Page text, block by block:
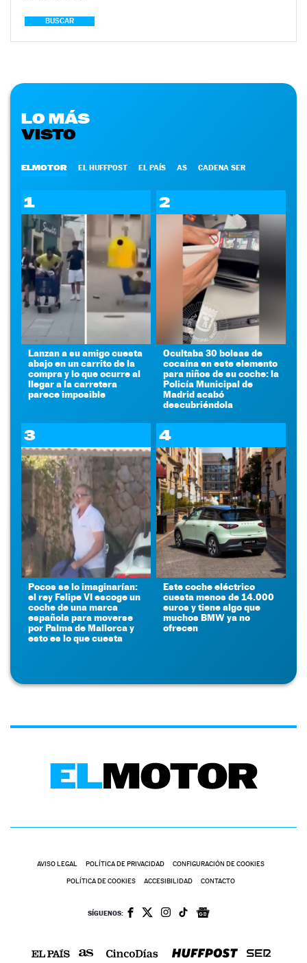
BUSCAR
LO MÁS
VISTO
ELMOTOR EL HUFFPOST EL PAÍS AS CADENA SER
1
Lanzan a su amigo cuesta
abajo en un carrito de la
compra y lo que ocurre al
llegar a la carretera
parece imposible
2
Ocultaba 30 bolsas de
cocaína en este elemento
para niños de su coche: la
Policía Municipal de
Madrid acabó
descubriéndola
3
Pocos se lo imaginarían:
el rey Felipe VI escoge un
coche de una marca
española para moverse
por Palma de Mallorca y
esto es lo que cuesta
4
Este coche eléctrico
cuesta menos de 14.000
euros y tiene algo que
muchos BMW ya no
ofrecen
AVISO LEGAL POLÍTICA DE PRIVACIDAD CONFIGURACIÓN DE COOKIES
POLÍTICA DE COOKIES ACCESIBILIDAD CONTACTO
SÍGUENOS: